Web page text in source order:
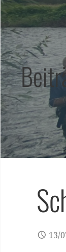
Zum
Inhalt
springen
13/